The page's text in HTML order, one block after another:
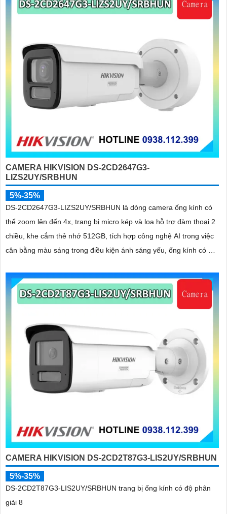
CAMERA HIKVISION DS-2CD2647G3-
LIZS2UY/SRBHUN
5%-35%
DS-2CD2647G3-LIZS2UY/SRBHUN là dòng camera ống kính có
thể zoom lên đến 4x, trang bị micro kép và loa hỗ trợ đàm thoại 2
chiều, khe cắm thẻ nhớ 512GB, tích hợp công nghệ AI trong việc
cân bằng màu sáng trong điều kiện ánh sáng yếu, ống kính có độ
CAMERA HIKVISION DS-2CD2T87G3-LIS2UY/SRBHUN
5%-35%
DS-2CD2T87G3-LIS2UY/SRBHUN trang bị ống kính có độ phân
giải 8